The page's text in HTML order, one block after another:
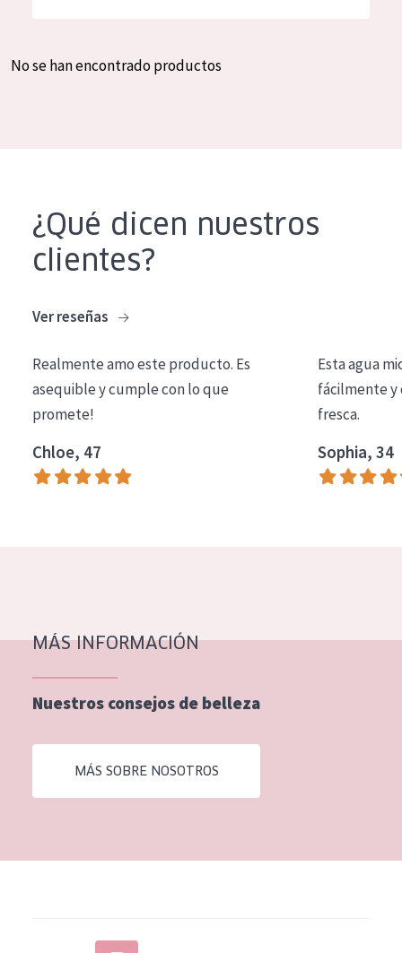
Crema de día
Crema de noche
Limpieza
COLECCIÓN
Essentials
Lift+
Piel normal y seca
Piel mixata o grasa
Piel madura
Piel expuesta al sol
Piel menopáusica
Todas las edades
Spanish
No se han encontrado productos
¿Qué dicen nuestros
clientes?
Ver reseñas
Realmente amo este producto. Es
asequible y cumple con lo que
promete!
Chloe, 47
Esta agua
fácilmente y
fresca.
Sophia, 34
MÁS INFORMACIÓN
Nuestros consejos de belleza
MÁS SOBRE NOSOTROS